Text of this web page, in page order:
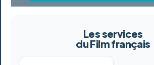
Les services
du Film français